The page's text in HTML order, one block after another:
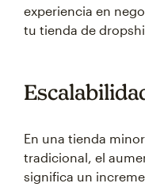
experiencia en
tu tienda de
En una tienda
tradicional, el
significa un